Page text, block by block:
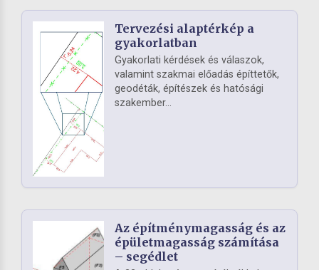
Tervezési alaptérkép a
gyakorlatban
Gyakorlati kérdések és válaszok,
valamint szakmai előadás építtetők,
geodéták, építészek és hatósági
szakember...
Az építménymagasság és az
épületmagasság számítása
– segédlet